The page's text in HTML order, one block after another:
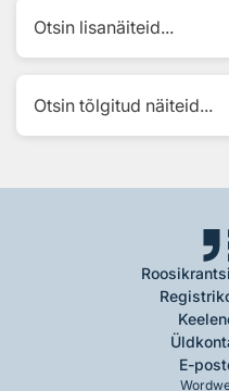
Otsin lisanäiteid...
Otsin tõlgitud näiteid...
E-post